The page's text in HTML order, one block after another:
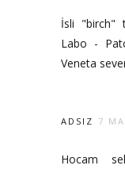
İsli "birch"
Labo -
Veneta
ADSIZ 7
Hocam